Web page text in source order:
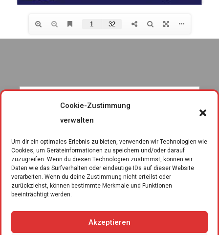
Cookie-Zustimmung
verwalten
Um dir ein optimales Erlebnis zu bieten, verwenden wir Technologien wie
Cookies, um Geräteinformationen zu speichern und/oder darauf
zuzugreifen. Wenn du diesen Technologien zustimmst, können wir
Daten wie das Surfverhalten oder eindeutige IDs auf dieser Website
verarbeiten. Wenn du deine Zustimmung nicht erteilst oder
zurückziehst, können bestimmte Merkmale und Funktionen
beeinträchtigt werden.
Akzeptieren